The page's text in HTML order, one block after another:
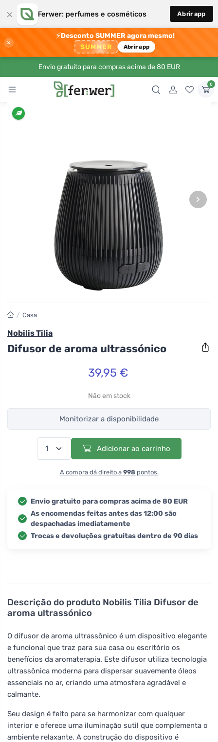
× Ferwer: perfumes e cosméticos Abrir app
×
⚡Desconto SUMMER agora mesmo!
SUMMER Abrir app
Envio gratuito para compras acima de 80 EUR
0
›
Descrição do produto Nobilis Tilia Difusor de
aroma ultrassónico
O difusor de aroma ultrassônico é um dispositivo elegante
e funcional que traz para sua casa ou escritório os
benefícios da aromaterapia. Este difusor utiliza tecnologia
ultrassônica moderna para dispersar suavemente óleos
essenciais no ar, criando uma atmosfera agradável e
calmante.
Seu design é feito para se harmonizar com qualquer
interior e oferece uma iluminação sutil que complementa o
ambiente relaxante. A construção do dispositivo é
/ Casa
Nobilis Tilia
Difusor de aroma ultrassónico
39,95 €
Não em stock
Monitorizar a disponibilidade
Adicionar ao carrinho
A compra dá direito a 998pontos.
Envio gratuito para compras acima de 80 EUR
As encomendas feitas antes das 12:00 são
despachadas imediatamente
Trocas e devoluções gratuitas dentro de 90 dias